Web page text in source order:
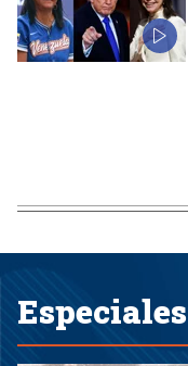
Especiales